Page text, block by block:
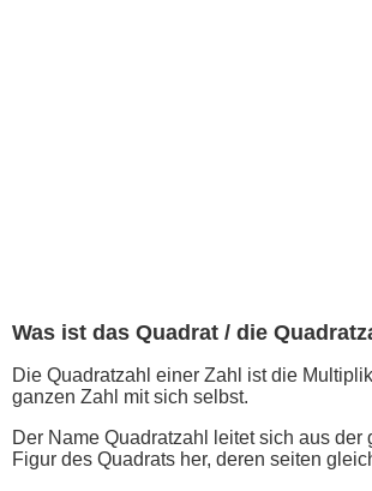
Was ist das Quadrat / die
Die Quadratzahl einer Zahl ist die
ganzen Zahl mit sich selbst.
Der Name Quadratzahl leitet sich aus der
Figur des Quadrats her, deren seiten